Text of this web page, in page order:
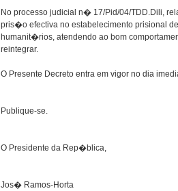
No processo judicial n� 17/Pid/04/TDD.Dili,
pris�o efectiva no estabelecimento prisional
humanit�rios, atendendo ao bom
reintegrar.
O Presente Decreto entra em vigor no dia
Publique-se.
O Presidente da Rep�blica,
Jos� Ramos-Horta